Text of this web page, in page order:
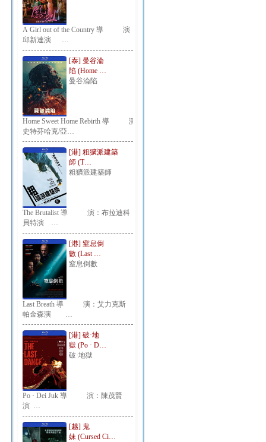
A Girl out of the Country 導 演：
邱新達演 …
[泰] 曼谷淪
陷 (Home …
曼谷淪陷
Home Sweet Home Rebirth 導 演：
史特芬哈克/亞…
[港] 粗獷派建築
師 (T…
粗獷派建築師
The Brutalist 導 演：布拉迪科
貝特演 …
[港] 窒息倒
數 (Last …
窒息倒數
Last Breath 導 演：艾力克斯
帕金森演 …
[港] 破·地
獄 (Po · D…
破·地獄
Po · Dei Juk 導 演：陳茂賢
演 …
[越] 鬼
妹 (Cursed Ci…